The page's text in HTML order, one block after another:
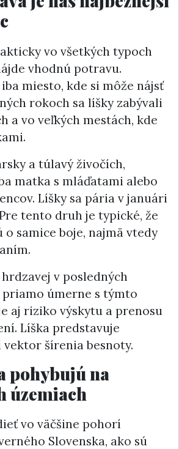
vo všetkých typoch
vhodnú potravu.
miesto, kde si môže nájsť
rokoch sa líšky zabývali
a vo veľkých mestách, kde
a túlavý živočích,
matka s mláďatami alebo
Líšky sa pária v januári
tento druh je typické, že
o samice boje, najmä vtedy
v posledných
úmerne s týmto
aj riziko výskytu a prenosu
Líška predstavuje
vektor šírenia besnoty.
pohybujú na
územiach
vo väčšine pohorí
Slovenska, ako sú